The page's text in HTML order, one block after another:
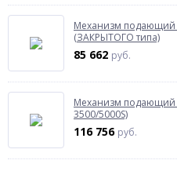
Механизм подающий
(ЗАКРЫТОГО типа)
85 662 руб.
Механизм подающий
3500/5000S)
116 756 руб.